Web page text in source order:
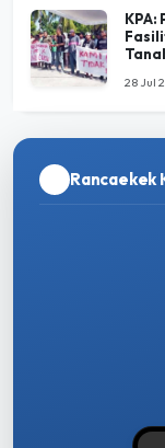
KPA:
28 Jul
Rancaekek